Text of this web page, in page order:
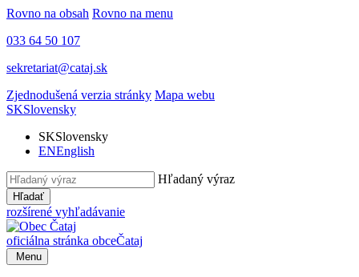
Rovno na obsah Rovno na menu
033 64 50 107
sekretariat@cataj.sk
Zjednodušená verzia stránky Mapa webu
SKSlovensky
SKSlovensky
ENEnglish
Hľadaný výraz
Hľadať
rozšírené vyhľadávanie
oficiálna stránka obceČataj
Menu